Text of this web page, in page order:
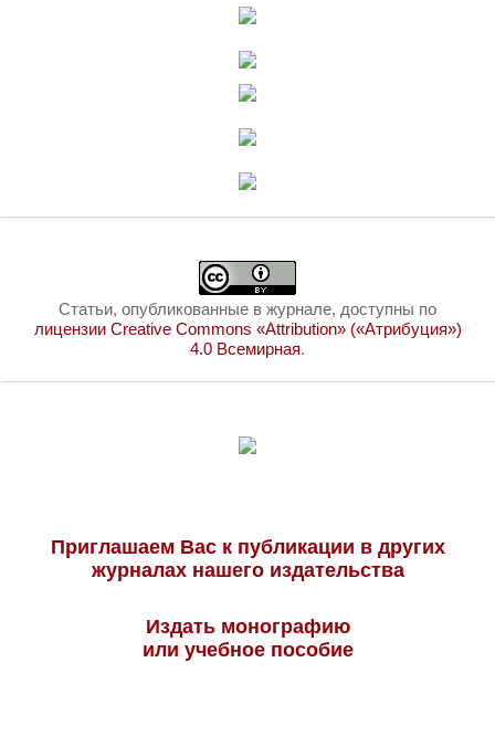
Статьи, опубликованные в журнале, доступны по
лицензии Creative Commons «Attribution» («Атрибуция»)
4.0 Всемирная.
Приглашаем Вас к публикации в других
журналах нашего издательства
Издать монографию
или учебное пособие